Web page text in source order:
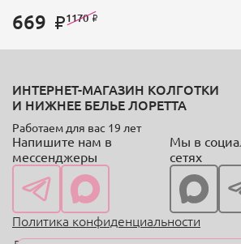
669 1170
ИНТЕРНЕТ-МАГАЗИН КОЛГОТКИ
И НИЖНЕЕ БЕЛЬЕ ЛОРЕТТА
Работаем для вас 19 лет
Политика конфиденциальности
Напишите нам в
мессенджеры
Мы в
сетях